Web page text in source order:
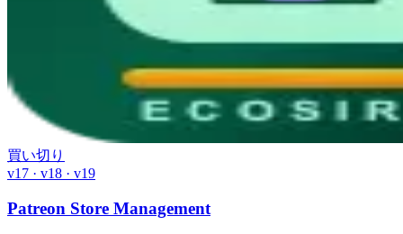
買い切り
v17 · v18 · v19
Patreon Store Management